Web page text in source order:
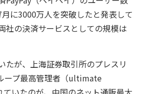
に3000万人を突破したと発表して
社の決済サービスとしての規模は
たが、上海証券取引所のプレスリ
ープ最高管理者（ultimate